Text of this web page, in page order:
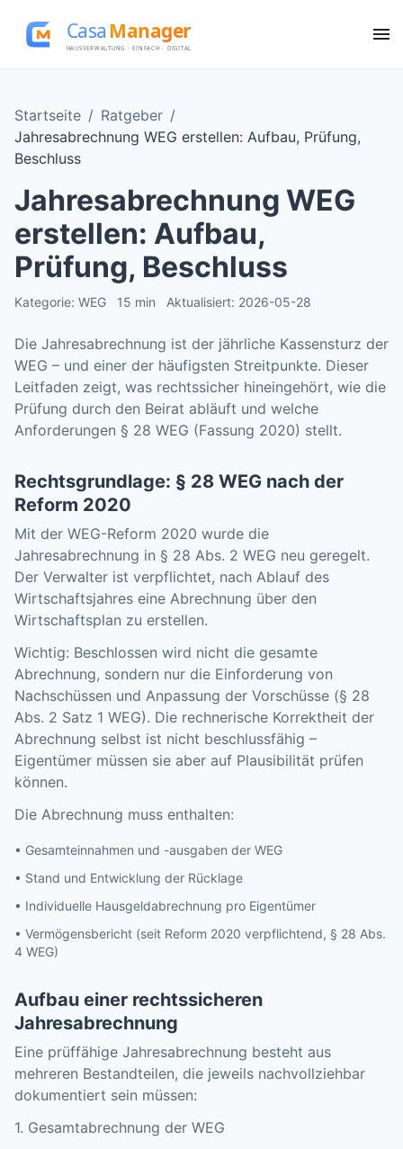
Startseite / Ratgeber /
Jahresabrechnung WEG erstellen: Aufbau, Prüfung,
Beschluss
Jahresabrechnung WEG
erstellen: Aufbau,
Prüfung, Beschluss
Kategorie: WEG 15 min Aktualisiert: 2026-05-28
Die Jahresabrechnung ist der jährliche Kassensturz der
WEG – und einer der häufigsten Streitpunkte. Dieser
Leitfaden zeigt, was rechtssicher hineingehört, wie die
Prüfung durch den Beirat abläuft und welche
Anforderungen § 28 WEG (Fassung 2020) stellt.
Rechtsgrundlage: § 28 WEG nach der
Reform 2020
Mit der WEG-Reform 2020 wurde die
Jahresabrechnung in § 28 Abs. 2 WEG neu geregelt.
Der Verwalter ist verpflichtet, nach Ablauf des
Wirtschaftsjahres eine Abrechnung über den
Wirtschaftsplan zu erstellen.
Wichtig: Beschlossen wird nicht die gesamte
Abrechnung, sondern nur die Einforderung von
Nachschüssen und Anpassung der Vorschüsse (§ 28
Abs. 2 Satz 1 WEG). Die rechnerische Korrektheit der
Abrechnung selbst ist nicht beschlussfähig –
Eigentümer müssen sie aber auf Plausibilität prüfen
können.
Die Abrechnung muss enthalten:
• Gesamteinnahmen und -ausgaben der WEG
• Stand und Entwicklung der Rücklage
• Individuelle Hausgeldabrechnung pro Eigentümer
• Vermögensbericht (seit Reform 2020 verpflichtend, § 28 Abs.
4 WEG)
Aufbau einer rechtssicheren
Jahresabrechnung
Eine prüffähige Jahresabrechnung besteht aus
mehreren Bestandteilen, die jeweils nachvollziehbar
dokumentiert sein müssen:
1. Gesamtabrechnung der WEG